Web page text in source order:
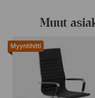
Muut
Myyntihitti